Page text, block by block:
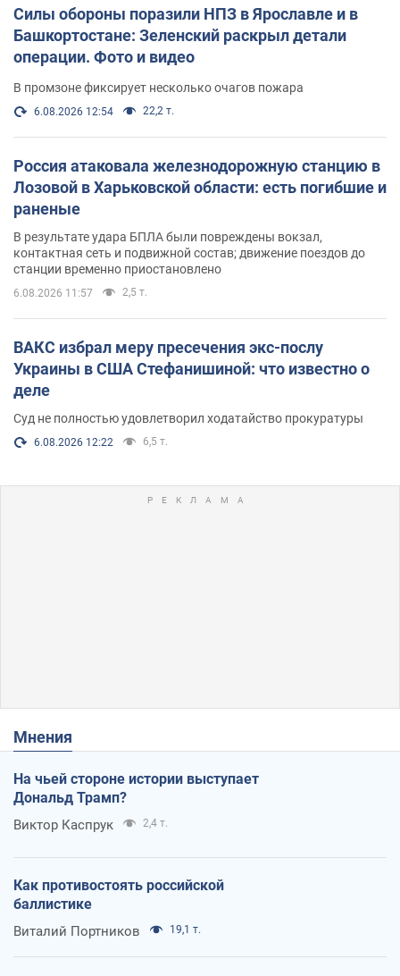
Силы обороны поразили НПЗ в Ярославле и в
Башкортостане: Зеленский раскрыл детали
операции. Фото и видео
В промзоне фиксирует несколько очагов пожара
6.08.2026 12:54 22,2 т.
Россия атаковала железнодорожную станцию в
Лозовой в Харьковской области: есть погибшие и
раненые
В результате удара БПЛА были повреждены вокзал,
контактная сеть и подвижной состав; движение поездов до
станции временно приостановлено
6.08.2026 11:57 2,5 т.
ВАКС избрал меру пресечения экс-послу
Украины в США Стефанишиной: что известно о
деле
Суд не полностью удовлетворил ходатайство прокуратуры
6.08.2026 12:22 6,5 т.
Мнения
На чьей стороне истории выступает
Дональд Трамп?
Виктор Каспрук 2,4 т.
Как противостоять российской
баллистике
Виталий Портников 19,1 т.